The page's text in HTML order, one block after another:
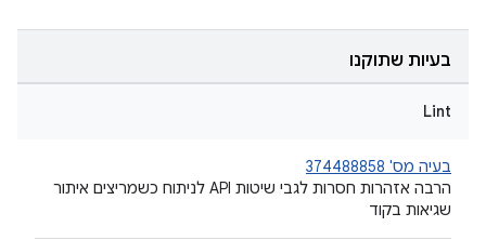
בעיות שתוקנו
Lint
בעיה מס' 374488858
הרבה אזהרות חסרות לגבי שיטות API לניתוח כשמריצים איתור
שגיאות בקוד